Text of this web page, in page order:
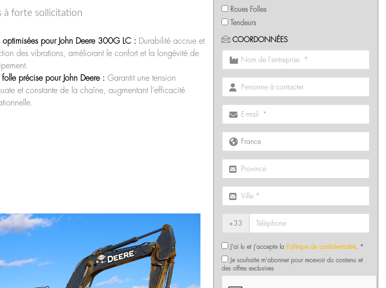
à forte sollicitation
optimisées pour John Deere 300G LC : Durabilité accrue et
des vibrations, améliorant le confort et la longévité de
folle précise pour John Deere : Garantit une tension
et constante de la chaîne, augmentant l’efficacité
Roues Folles
Tendeurs
COORDONNÉES
+33
J'ai lu et j'accepte la Politique de confidentialité. *
Je souhaite m'abonner pour recevoir du contenu et
des offres exclusives